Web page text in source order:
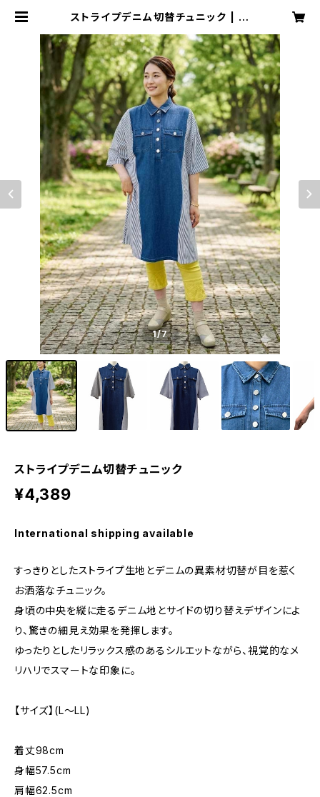
ストライプデニム切替チュニック | ル
1/7
ストライプデニム切替チュニック
¥4,389
International shipping available
すっきりとしたストライプ生地とデニムの異素材切替が目を惹く
お洒落なチュニック。
身頃の中央を縦に走るデニム地とサイドの切り替えデザインによ
り、驚きの細見え効果を発揮します。
ゆったりとしたリラックス感のあるシルエットながら、視覚的なメ
リハリでスマートな印象に。
【サイズ】(L〜LL)
着丈98cm
身幅57.5cm
肩幅62.5cm